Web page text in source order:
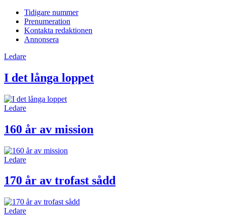
Tidigare nummer
Prenumeration
Kontakta redaktionen
Annonsera
Ledare
I det långa loppet
Ledare
160 år av mission
Ledare
170 år av trofast sådd
Ledare